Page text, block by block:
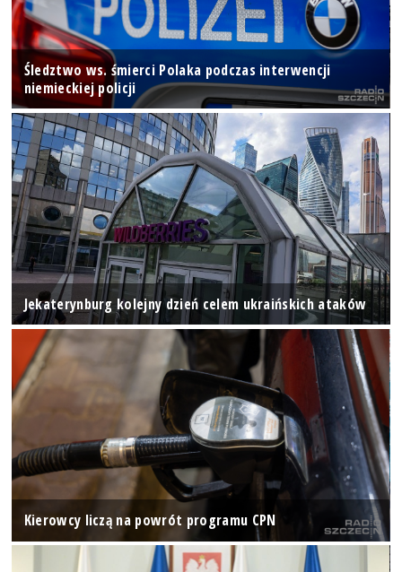
Śledztwo ws. śmierci Polaka podczas interwencji
niemieckiej policji
Jekaterynburg kolejny dzień celem ukraińskich ataków
Kierowcy liczą na powrót programu CPN